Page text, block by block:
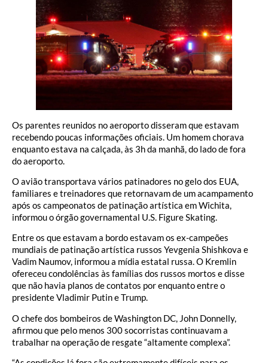
Os parentes reunidos no aeroporto disseram que estavam
recebendo poucas informações oficiais. Um homem chorava
enquanto estava na calçada, às 3h da manhã, do lado de fora
do aeroporto.
O avião transportava vários patinadores no gelo dos EUA,
familiares e treinadores que retornavam de um acampamento
após os campeonatos de patinação artística em Wichita,
informou o órgão governamental U.S. Figure Skating.
Entre os que estavam a bordo estavam os ex-campeões
mundiais de patinação artística russos Yevgenia Shishkova e
Vadim Naumov, informou a mídia estatal russa. O Kremlin
ofereceu condolências às famílias dos russos mortos e disse
que não havia planos de contatos por enquanto entre o
presidente Vladimir Putin e Trump.
O chefe dos bombeiros de Washington DC, John Donnelly,
afirmou que pelo menos 300 socorristas continuavam a
trabalhar na operação de resgate “altamente complexa”.